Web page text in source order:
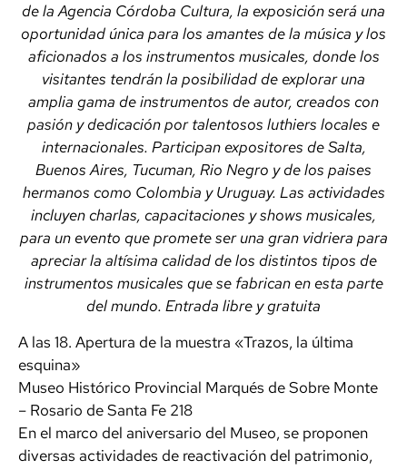
de la Agencia Córdoba Cultura, la exposición será una
oportunidad única para los amantes de la música y los
aficionados a los instrumentos musicales, donde los
visitantes tendrán la posibilidad de explorar una
amplia gama de instrumentos de autor, creados con
pasión y dedicación por talentosos luthiers locales e
internacionales. Participan expositores de Salta,
Buenos Aires, Tucuman, Rio Negro y de los paises
hermanos como Colombia y Uruguay. Las actividades
incluyen charlas, capacitaciones y shows musicales,
para un evento que promete ser una gran vidriera para
apreciar la altísima calidad de los distintos tipos de
instrumentos musicales que se fabrican en esta parte
del mundo. Entrada libre y gratuita
A las 18. Apertura de la muestra «Trazos, la última
esquina»
Museo Histórico Provincial Marqués de Sobre Monte
– Rosario de Santa Fe 218
En el marco del aniversario del Museo, se proponen
diversas actividades de reactivación del patrimonio,